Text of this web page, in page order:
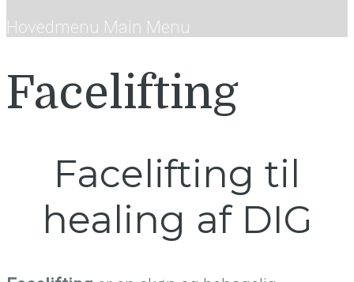
Hovedmenu Main Menu
Facelifting
Facelifting til
healing af DIG